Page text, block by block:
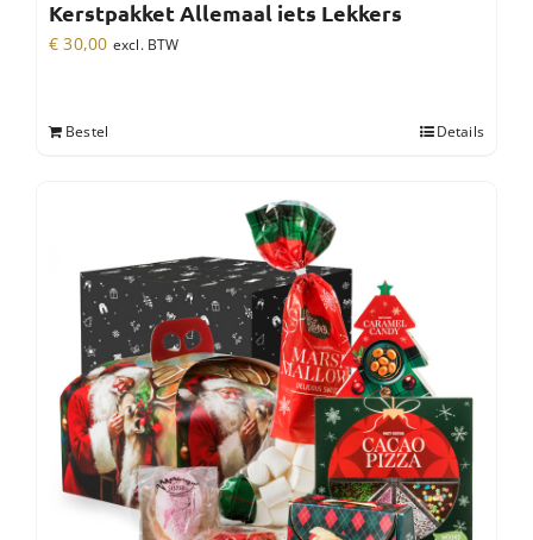
Kerstpakket Allemaal iets Lekkers
€ 30,00 excl. BTW
Bestel Details